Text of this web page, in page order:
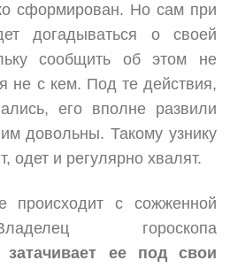
сформирован. Но сам при
догадываться о своей
сообщить об этом не
не с кем. Под те действия,
его вполне развили
довольны. Такому узнику
одет и регулярно хвалят.
происходит с сожженной
гороскопа
затачивает ее под свои